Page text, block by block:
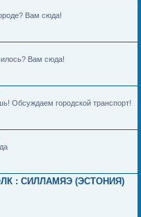
Вам сюда!
Вам сюда!
Обсуждаем городской транспорт!
: СИЛЛАМЯЭ (ЭСТОНИЯ)